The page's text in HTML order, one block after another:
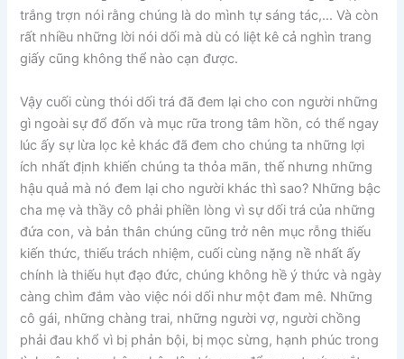
trắng trợn nói rằng chúng là do mình tự sáng tác,… Và còn
rất nhiều những lời nói dối mà dù có liệt kê cả nghìn trang
giấy cũng không thể nào cạn được.
Vậy cuối cùng thói dối trá đã đem lại cho con người những
gì ngoài sự đổ đốn và mục rữa trong tâm hồn, có thể ngay
lúc ấy sự lừa lọc kẻ khác đã đem cho chúng ta những lợi
ích nhất định khiến chúng ta thỏa mãn, thế nhưng những
hậu quả mà nó đem lại cho người khác thì sao? Những bậc
cha mẹ và thầy cô phải phiền lòng vì sự dối trá của những
đứa con, và bản thân chúng cũng trở nên mục rỗng thiếu
kiến thức, thiếu trách nhiệm, cuối cùng nặng nề nhất ấy
chính là thiếu hụt đạo đức, chúng không hề ý thức và ngày
càng chìm đắm vào việc nói dối như một đam mê. Những
cô gái, những chàng trai, những người vợ, người chồng
phải đau khổ vì bị phản bội, bị mọc sừng, hạnh phúc trong